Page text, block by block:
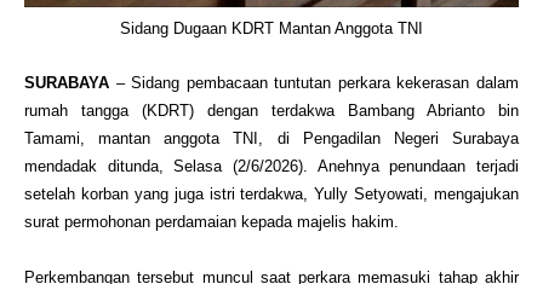
Sidang Dugaan KDRT Mantan Anggota TNI
SURABAYA – Sidang pembacaan tuntutan perkara kekerasan dalam
rumah tangga (KDRT) dengan terdakwa Bambang Abrianto bin
Tamami, mantan anggota TNI, di Pengadilan Negeri Surabaya
mendadak ditunda, Selasa (2/6/2026). Anehnya penundaan terjadi
setelah korban yang juga istri terdakwa, Yully Setyowati, mengajukan
surat permohonan perdamaian kepada majelis hakim.
Perkembangan tersebut muncul saat perkara memasuki tahap akhir